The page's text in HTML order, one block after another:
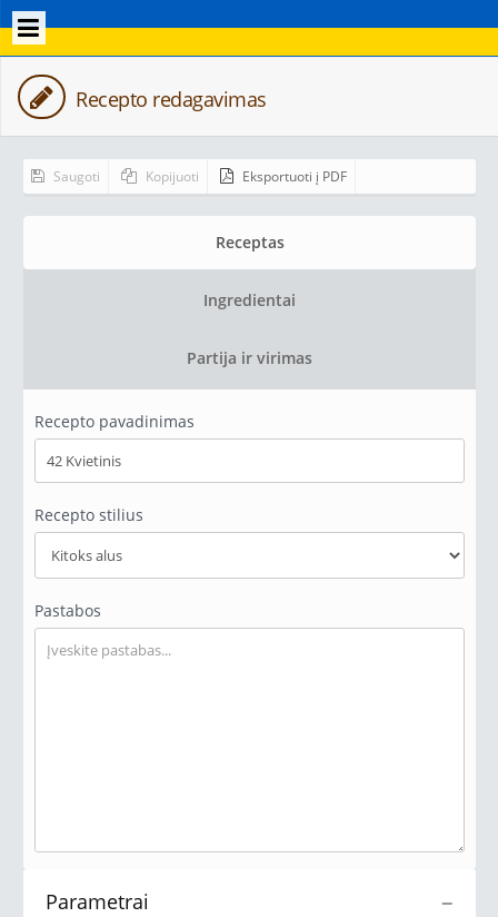
Recepto redagavimas
Saugoti Kopijuoti Eksportuoti į PDF
Receptas
Ingredientai
Partija ir virimas
Recepto pavadinimas
Recepto stilius
Pastabos
−
Parametrai